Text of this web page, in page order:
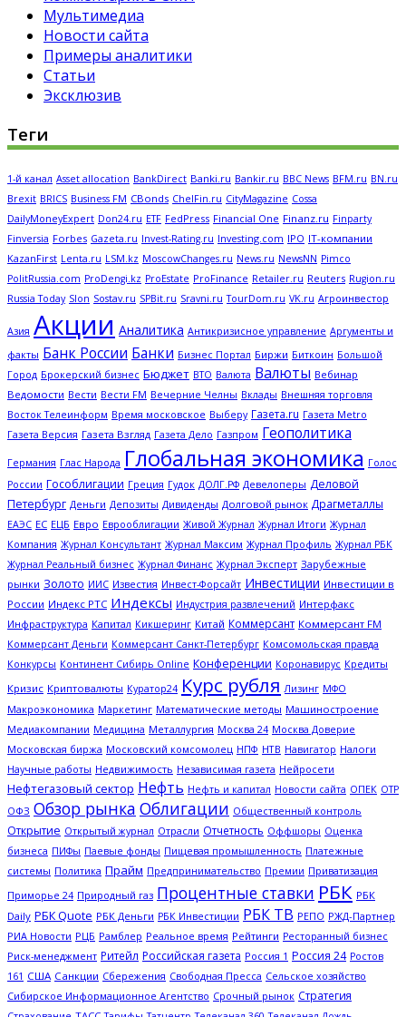
Мультимедиа
Новости сайта
Примеры аналитики
Статьи
Эксклюзив
Теги
1-й канал Asset allocation BankDirect Banki.ru Bankir.ru BBC News BFM.ru BN.ru
Brexit BRICS Business FM CBonds ChelFin.ru CityMagazine Cossa
DailyMoneyExpert Don24.ru ETF FedPress Financial One Finanz.ru Finparty
Finversia Forbes Gazeta.ru Invest-Rating.ru Investing.com IPO IT-компании
KazanFirst Lenta.ru LSM.kz MoscowChanges.ru News.ru NewsNN Pimco
PolitRussia.com ProDengi.kz ProEstate ProFinance Retailer.ru Reuters Rugion.ru
Russia Today Slon Sostav.ru SPBit.ru Sravni.ru TourDom.ru VK.ru Агроинвестор
Азия Акции Аналитика Антикризисное управление Аргументы и
факты Банк России Банки Бизнес Портал Биржи Биткоин Большой
Город Брокерский бизнес Бюджет ВТО Валюта Валюты Вебинар
Ведомости Вести Вести FM Вечерние Челны Вклады Внешняя торговля
Восток Телеинформ Время московское Выберу Газета.ru Газета Metro
Газета Версия Газета Взгляд Газета Дело Газпром Геополитика
Германия Глас Народа Глобальная экономика Голос
России Гособлигации Греция Гудок ДОЛГ.РФ Девелоперы Деловой
Петербург Деньги Депозиты Дивиденды Долговой рынок Драгметаллы
ЕАЭС ЕС ЕЦБ Евро Еврооблигации Живой Журнал Журнал Итоги Журнал
Компания Журнал Консультант Журнал Максим Журнал Профиль Журнал РБК
Журнал Реальный бизнес Журнал Финанс Журнал Эксперт Зарубежные
рынки Золото ИИС Известия Инвест-Форсайт Инвестиции Инвестиции в
России Индекс РТС Индексы Индустрия развлечений Интерфакс
Инфраструктура Капитал Кикшеринг Китай Коммерсант Коммерсант FM
Коммерсант Деньги Коммерсант Санкт-Петербург Комсомольская правда
Конкурсы Континент Сибирь Online Конференции Коронавирус Кредиты
Кризис Криптовалюты Куратор24 Курс рубля Лизинг МФО
Макроэкономика Маркетинг Математические методы Машиностроение
Медиакомпании Медицина Металлургия Москва 24 Москва Доверие
Московская биржа Московский комсомолец НПФ НТВ Навигатор Налоги
Научные работы Недвижимость Независимая газета Нейросети
Нефтегазовый сектор Нефть Нефть и капитал Новости сайта ОПЕК ОТР
ОФЗ Обзор рынка Облигации Общественный контроль
Открытие Открытый журнал Отрасли Отчетность Оффшоры Оценка
бизнеса ПИФы Паевые фонды Пищевая промышленность Платежные
системы Политика Прайм Предпринимательство Премии Приватизация
Приморье 24 Природный газ Процентные ставки РБК РБК
Daily РБК Quote РБК Деньги РБК Инвестиции РБК ТВ РЕПО РЖД-Партнер
РИА Новости РЦБ Рамблер Реальное время Рейтинги Ресторанный бизнес
Риск-менеджмент Ритейл Российская газета Россия 1 Россия 24 Ростов
161 США Санкции Сбережения Свободная Пресса Сельское хозяйство
Сибирское Информационное Агентство Срочный рынок Стратегия